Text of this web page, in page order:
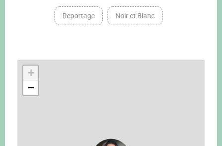
Reportage Noir et Blanc
+
−